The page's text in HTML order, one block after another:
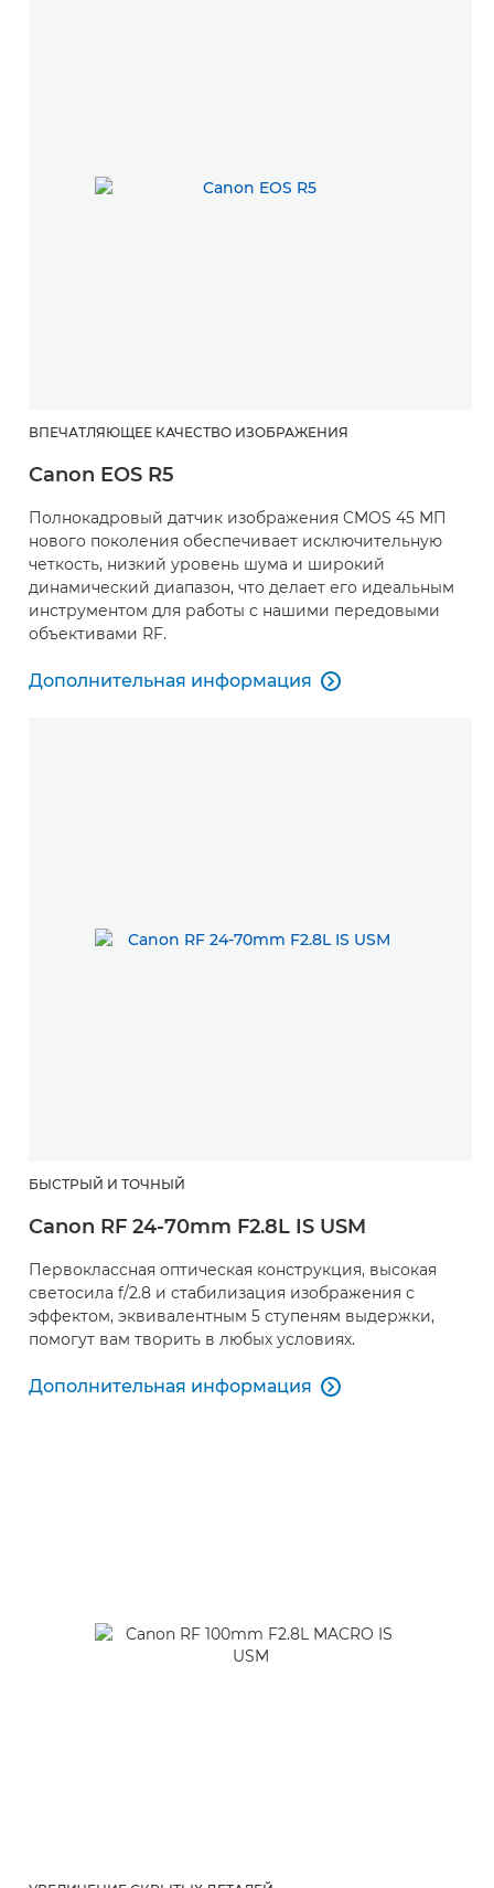
ВПЕЧАТЛЯЮЩЕЕ КАЧЕСТВО ИЗОБРАЖЕНИЯ
Canon EOS R5
Полнокадровый датчик изображения CMOS 45 МП
нового поколения обеспечивает исключительную
четкость, низкий уровень шума и широкий
динамический диапазон, что делает его идеальным
инструментом для работы с нашими передовыми
объективами RF.
Дополнительная информация
Дополнительная информация

БЫСТРЫЙ И ТОЧНЫЙ
Canon RF 24-70mm F2.8L IS USM
Первоклассная оптическая конструкция, высокая
светосила f/2.8 и стабилизация изображения с
эффектом, эквивалентным 5 ступеням выдержки,
помогут вам творить в любых условиях.
Дополнительная информация
Дополнительная информация
